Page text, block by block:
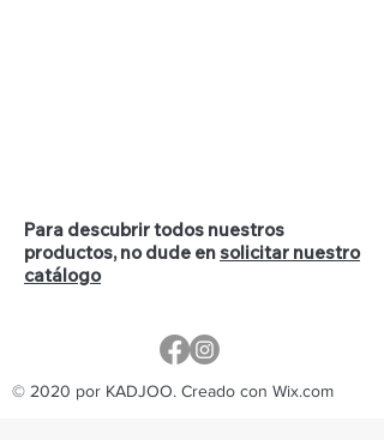
Para descubrir todos nuestros
productos, no dude ensolicitar nuestro
catálogo
© 2020 por KADJOO. Creado con Wix.com